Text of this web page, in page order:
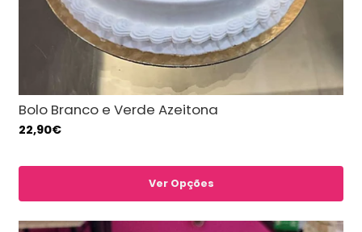
Bolo Branco e Verde Azeitona
22,90€
Ver Opções